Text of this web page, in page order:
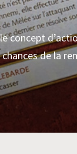
concept
de la